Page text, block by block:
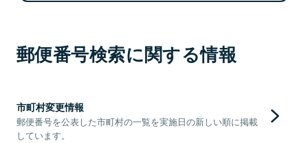
郵便番号検索に関する情報
市町村変更情報
郵便番号を公表した市町村の一覧を実施日の新しい順に掲載
しています。